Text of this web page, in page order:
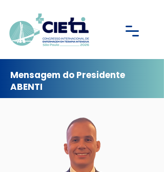
Mensagem do Presidente
ABENTI